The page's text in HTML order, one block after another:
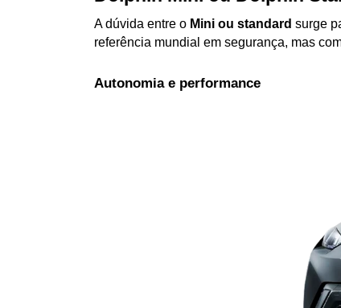
A dúvida entre o Mini ou standard surge
referência mundial em segurança, mas
Autonomia e performance